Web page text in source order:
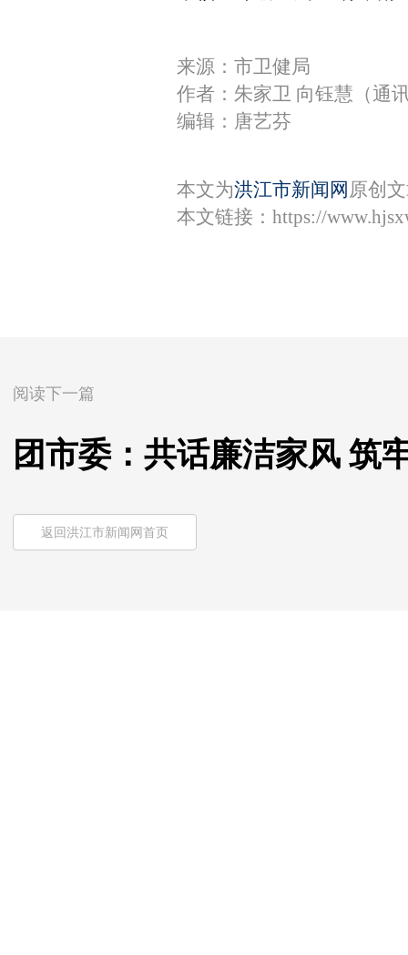
来源：市卫健局
作者：朱家卫 向钰慧（通
编辑：唐艺芬
本文为洪江市新闻网 原创
本文链接： https://
阅读下一篇
团市委：共话廉洁家风 筑
返回洪江市新闻网首页